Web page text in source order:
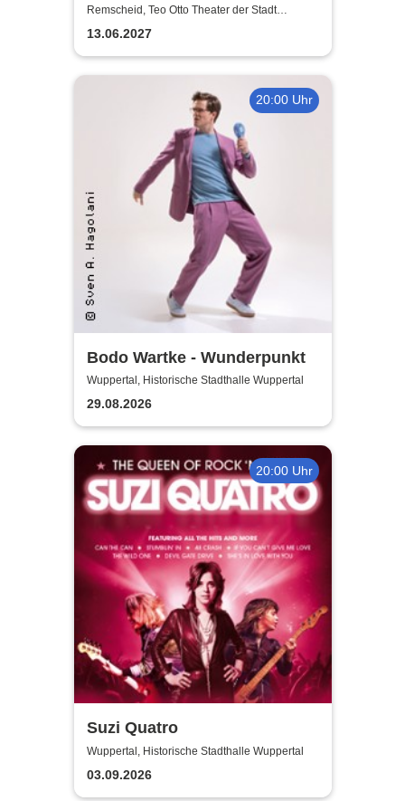
Theater
Remscheid, Teo Otto Theater der Stadt
Remscheid
13.06.2027
20:00 Uhr
Bodo Wartke - Wunderpunkt
Wuppertal, Historische Stadthalle Wuppertal
29.08.2026
20:00 Uhr
Suzi Quatro
Wuppertal, Historische Stadthalle Wuppertal
03.09.2026